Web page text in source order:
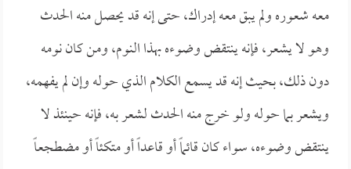
معه شعوره ولم يبق معه إدراك، حتى إنه قد يحصل منه الحدث
وهو لا يشعر، فإنه ينتقض وضوءه بهذا النوم، ومن كان نومه
دون ذلك، بحيث إنه قد يسمع الكلام الذي حوله وإن لم يفهمه،
ويشعر بما حوله ولو خرج منه الحدث لشعر به، فإنه حينئذ لا
ينتقض وضوءه، سواء كان قائماً أو قاعداً أو متكئاً أو مضطجعاً